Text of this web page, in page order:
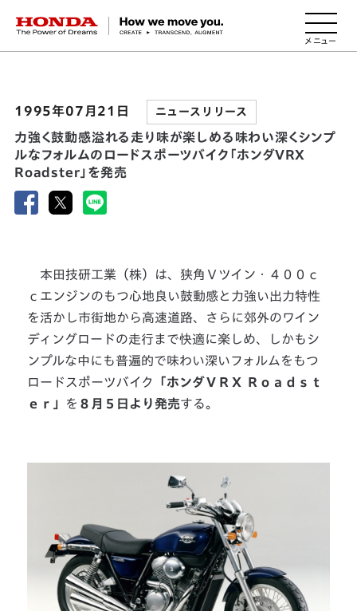
HONDA The Power of Dreams
1995年07月21日 ニュースリリース
力強く鼓動感溢れる走り味が楽しめる味わい深くシンプ
ルなフォルムのロードスポーツバイク「ホンダVRX
Roadster」を発売
本田技研工業（株）は、狭角Ｖツイン・４００ｃ
ｃエンジンのもつ心地良い鼓動感と力強い出力特性
を活かし市街地から高速道路、さらに郊外のワイン
ディングロードの走行まで快適に楽しめ、しかもシ
ンプルな中にも普遍的で味わい深いフォルムをもつ
ロードスポーツバイク
「ホンダＶＲＸ Ｒｏａｄｓｔ
ｅｒ」
を ８月５日より発売する。